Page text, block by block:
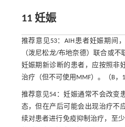
11 妊娠
推荐意见53：AIH患者妊娠期间
（泼尼松龙/布地奈德）联合或
妊娠期新诊断的患者，应按照非
治疗（但不可使用MMF）。（B，1
推荐意见54：妊娠通常不会改变
态，但在产后可能会出现治疗不
续对患者进行免疫抑制治疗，至